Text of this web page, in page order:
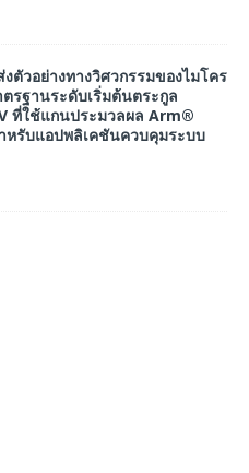
ตัวอย่างทางวิศวกรรมของไมโคร
รฐานระดับเริ่มต้นตระกูล
ที่ใช้แกนประมวลผล Arm®
หรับแอปพลิเคชันควบคุมระบบ